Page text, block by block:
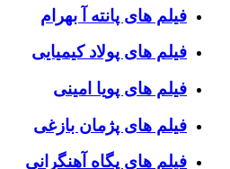
فیلم های پانته آ بهرام
فیلم های پولاد کیمیایی
فیلم های پویا امینی
فیلم های پژمان بازغی
فیلم های پگاه آهنگرانی